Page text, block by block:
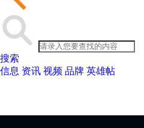
搜索
信息 资讯 视频 品牌 英雄帖